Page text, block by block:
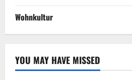
Wohnkultur
YOU MAY HAVE MISSED